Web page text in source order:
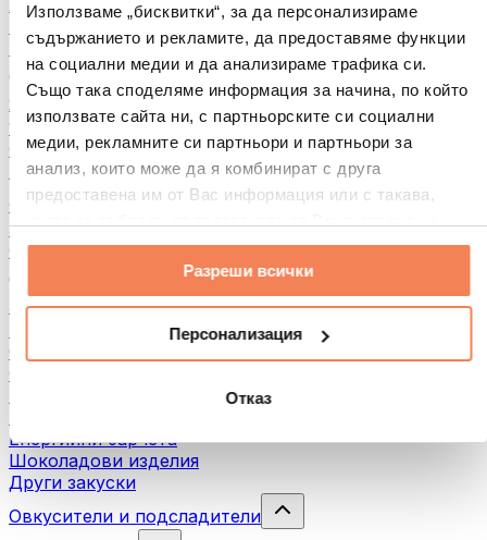
Използваме „бисквитки“, за да персонализираме
съдържанието и рекламите, да предоставяме функции
на социални медии и да анализираме трафика си.
Също така споделяме информация за начина, по който
използвате сайта ни, с партньорските си социални
медии, рекламните си партньори и партньори за
анализ, които може да я комбинират с друга
предоставена им от Вас информация или с такава,
услугите им.
Разреши всички
Персонализация
Отказ
Хляб и печива
Бобови култури
Други
Ядкови масла
100% Ядкови масла
Сладки ядкови масла
Протеинови ядкови масла
Суперхрани
Зелени суперхрани
Фибри
Други суперхрани
3акуски
Протеинови бaрове
Сушено месо
Сушени плодове
Енергийни барчета
Шоколадови изделия
Други закуски
Овкусители и подсладители